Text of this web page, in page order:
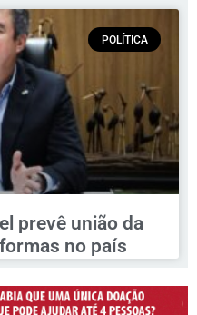
POLÍTICA
prevê união da
no país